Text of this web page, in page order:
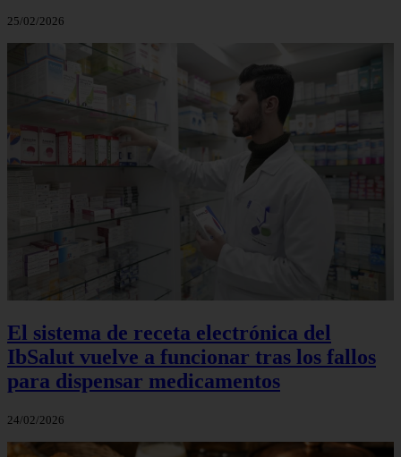
25/02/2026
El sistema de receta electrónica del
IbSalut vuelve a funcionar tras los fallos
para dispensar medicamentos
24/02/2026